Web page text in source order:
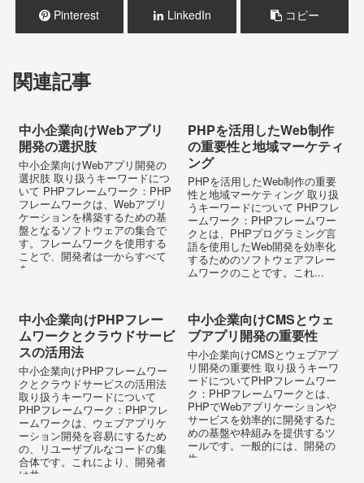
Pinterest LinkedIn コピー
関連記事
中小企業向けWebアプリ
開発の選択肢
中小企業向けWebアプリ開発の
選択肢 取り扱うキーワードにつ
いて PHPフレームワーク：PHP
フレームワークは、Webアプリ
ケーションを構築するための基
盤となるソフトウェアの集合で
す。フレームワークを使用する
ことで、開発者は一からすべて
を...
PHPを活用したWeb制作
の重要性と地域マーケティ
ング
PHPを活用したWeb制作の重要
性と地域マーケティング 取り扱
うキーワードについて PHPフレ
ームワーク：PHPフレームワー
クとは、PHPプログラミング言
語を使用したWeb開発を効率化
するためのソフトウェアフレー
ムワークのことです。これ...
中小企業向けPHPフレー
ムワークとクラウドサービ
スの活用法
中小企業向けPHPフレームワー
クとクラウドサービスの活用法
取り扱うキーワードについて
PHPフレームワーク：PHPフレ
ームワークは、ウェブアプリケ
ーション開発を容易にするため
の、リユーザブルなコードの集
合体です。これにより、開発者
は共...
中小企業向けCMSとウェ
ブアプリ開発の重要性
中小企業向けCMSとウェブアプ
リ開発の重要性 取り扱うキーワ
ードについてPHPフレームワー
ク：PHPフレームワークとは、
PHPでWebアプリケーションや
サービスを効率的に開発するた
めの基盤や枠組みを提供するツ
ールです。一般的には、開発の
生...